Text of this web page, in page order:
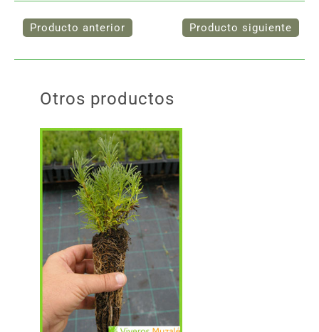
Otros productos